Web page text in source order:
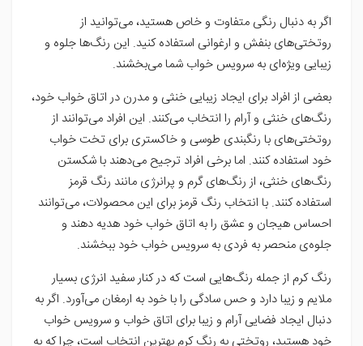
اگر به دنبال رنگی متفاوت و خاص هستید، می‌توانید از
روتختی‌های بنفش و ارغوانی استفاده کنید. این رنگ‌ها جلوه و
زیبایی ویژه‌ای به سرویس خواب شما می‌بخشند.
بعضی از افراد برای ایجاد زیبایی خنثی و مدرن در اتاق خواب خود،
رنگ‌های خنثی و آرام را انتخاب می‌کنند. این افراد می‌توانند از
روتختی‌های با رنگبندی طوسی و خاکستری برای تخت خواب
خود استفاده کنند. اما برخی افراد ترجیح می‌دهند با شکستن
رنگ‌های خنثی، از رنگ‌های گرم و پرانرژی مانند رنگ قرمز
استفاده کنند. با انتخاب رنگ قرمز برای این محصولات، می‌توانند
احساس هیجان و عشق را به اتاق خواب خود هدیه دهند و
جلوه‌ی منحصر به فردی به سرویس خواب خود ببخشند.
رنگ کرم از جمله رنگ‌هایی است که در کنار سفید انرژی بسیار
ملایم و زیبا دارد و حس سادگی را با خود به ارمغان می‌آورد. اگر به
دنبال ایجاد فضایی آرام و زیبا برای اتاق خواب و سرویس خواب
خود هستید، روتختی به رنگ کرم بهترین انتخاب است، چرا که به